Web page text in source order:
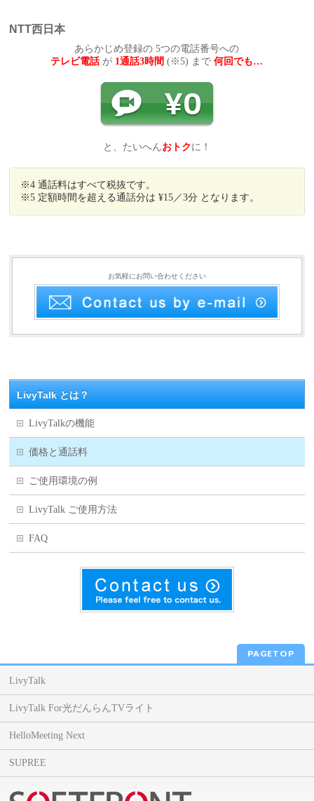
NTT西日本
あらかじめ登録の 5つの電話番号への
テレビ電話が 1通話3時間 (※5) まで何回でも…
と、たいへんおトク に！
※4 通話料はすべて税抜です。
※5 定額時間を超える通話分は ¥15／3分 となります。
お気軽にお問い合わせください
LivyTalk とは？
LivyTalkの機能
価格と通話料
ご使用環境の例
LivyTalk ご使用方法
FAQ
PAGETOP
LivyTalk
LivyTalk For光だんらんTVライト
HelloMeeting Next
SUPREE